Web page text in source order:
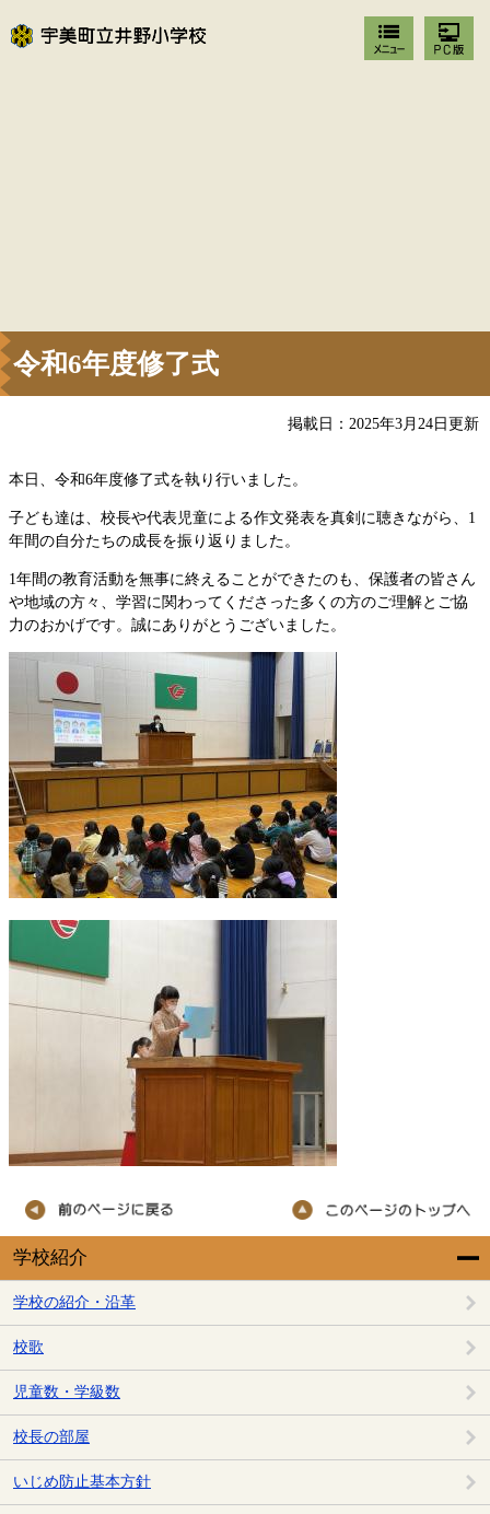
学校紹介
学校の紹介・沿革
校歌
児童数・学級数
校長の部屋
いじめ防止基本方針
令和6年度修了式
掲載日：2025年3月24日更新
本日、令和6年度修了式を執り行いました。
子ども達は、校長や代表児童による作文発表を真剣に聴きながら、1
年間の自分たちの成長を振り返りました。
1年間の教育活動を無事に終えることができたのも、保護者の皆さん
や地域の方々、学習に関わってくださった多くの方のご理解とご協
力のおかげです。誠にありがとうございました。